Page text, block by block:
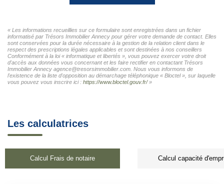
« Les informations recueillies sur ce formulaire sont enregistrées dans un fichier
informatisé par Trésors Immobilier Annecy pour gérer votre demande de contact. Elles
sont conservées pour la durée nécessaire à la gestion de la relation client dans le
respect des prescriptions légales applicables et sont destinées à nos conseillers
Conformément à la loi « informatique et libertés », vous pouvez exercer votre droit
d'accès aux données vous concernant et les faire rectifier en contactant Trésors
Immobilier Annecy agence@tresorsimmobilier.com. Nous vous informons de
l'existence de la liste d'opposition au démarchage téléphonique « Bloctel », sur laquelle
vous pouvez vous inscrire ici : https://www.bloctel.gouv.fr/»
Les calculatrices
Calcul Frais de notaire Calcul capacité